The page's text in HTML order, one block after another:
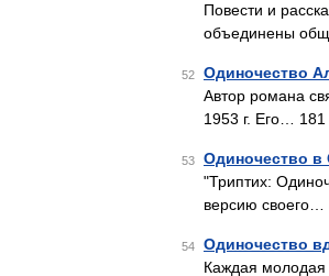
Повести и
объединены
52 Одиночество
Автор романа
1953 г. Его… 181
53 Одиночество в
"Триптих:
версию своего…
54 Одиночество
Каждая молодая